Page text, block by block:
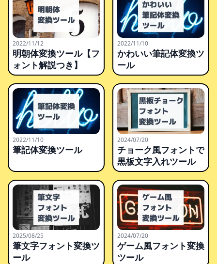
2022/11/12
明朝体変換ツール【フ
ォント解説つき】
2022/11/10
かわいい筆記体変換ツ
ール
2022/11/10
筆記体変換ツール
2024/07/20
チョーク風フォントで
黒板文字入れツール
2025/08/25
筆文字フォント変換ツ
ール
2024/07/20
ゲーム風フォント変換
ツール